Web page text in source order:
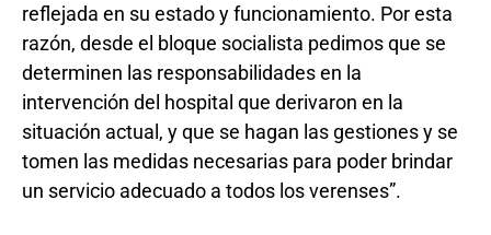
reflejada en su estado y funcionamiento. Por esta
razón, desde el bloque socialista pedimos que se
determinen las responsabilidades en la
intervención del hospital que derivaron en la
situación actual, y que se hagan las gestiones y se
tomen las medidas necesarias para poder brindar
un servicio adecuado a todos los verenses”.